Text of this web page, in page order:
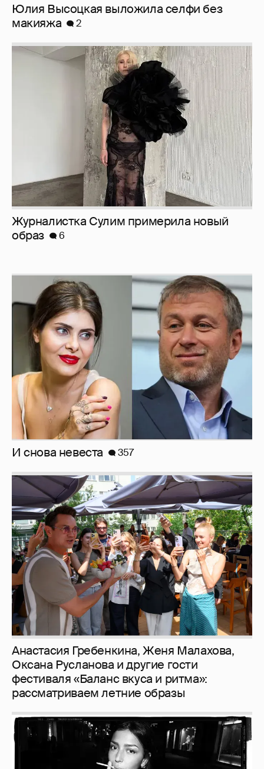
Юлия Высоцкая выложила селфи без
макияжа
2
Журналистка Сулим примерила новый
образ
6
И снова невеста 357
Анастасия Гребенкина, Женя Малахова,
Оксана Русланова и другие гости
фестиваля «Баланс вкуса и ритма»:
рассматриваем летние образы